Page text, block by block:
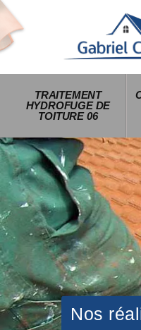
TRAITEMENT
HYDROFUGE DE
TOITURE 06
Nos